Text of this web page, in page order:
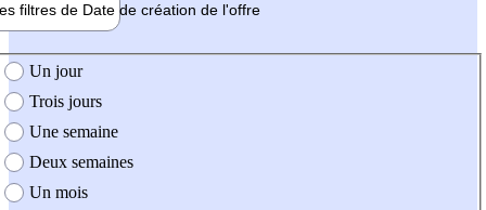
filtres de Date de création de l'offre
création de l'offre
Un jour
Trois jours
Une semaine
Deux semaines
Un mois